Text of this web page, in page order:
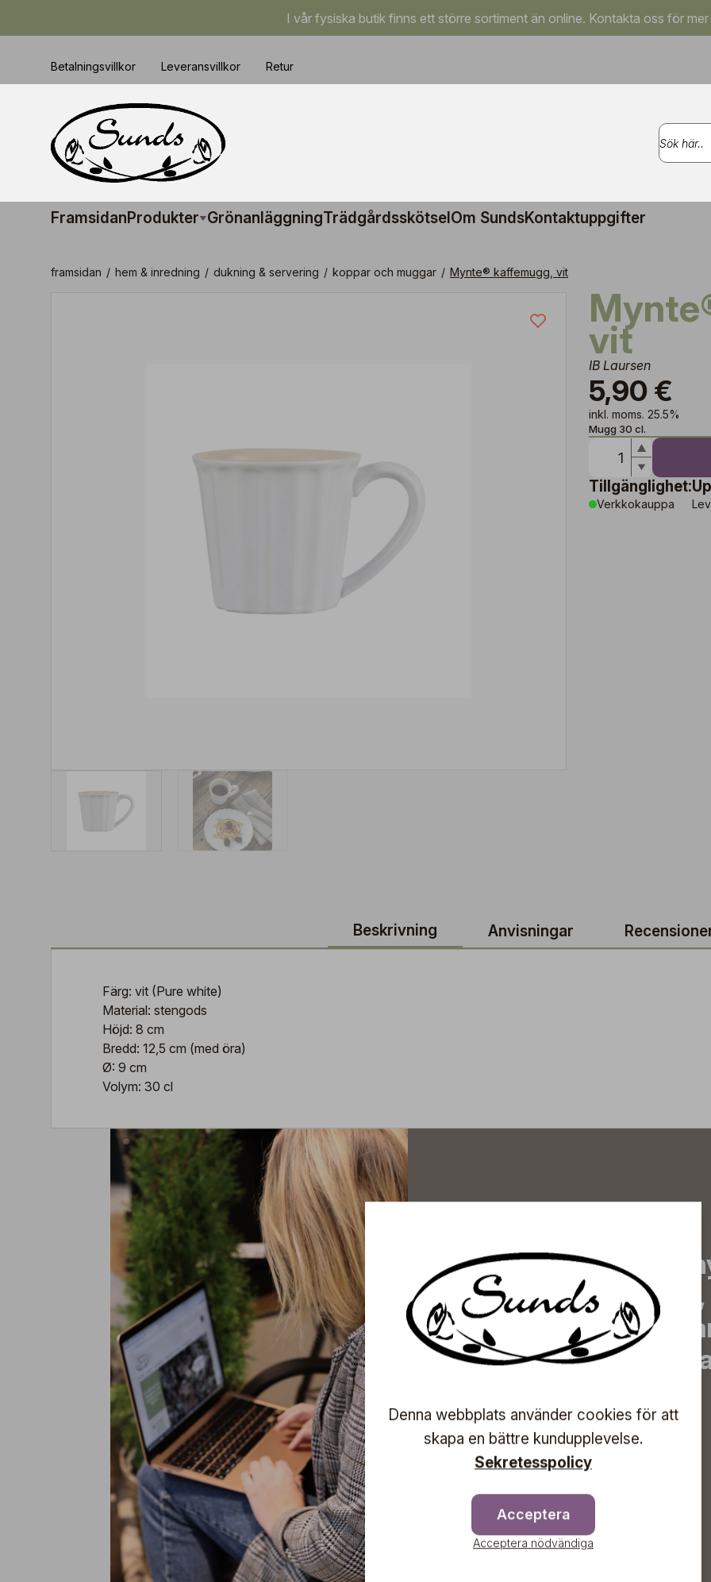
I vår fysiska butik finns ett större sortiment än online. Kontakta oss för
Betalningsvillkor Leveransvillkor Retur
FramsidanProdukter GrönanläggningTrädgårdsskötsel Om SundsKontaktuppgifter
framsidan / hem & inredning / dukning & servering / koppar och muggar / Mynte® kaffemugg, vit
Mynte® kaffemugg,
vit
IB Laursen
5,90 €
inkl. moms. 25.5%
Mugg 30 cl.
Tillgänglighet:
Verkkokauppa
Beskrivning Anvisningar
Färg: vit (Pure white)
Material: stengods
Höjd: 8 cm
Bredd: 12,5 cm (med öra)
Ø: 9 cm
Volym: 30 cl
Prenumerera på vårt
de senaste
erbjudanden,
information om
Prenumerera
Denna webbplats använder cookies för att
skapa en bättre kundupplevelse.
Sekretesspolicy
Acceptera
Acceptera nödvändiga